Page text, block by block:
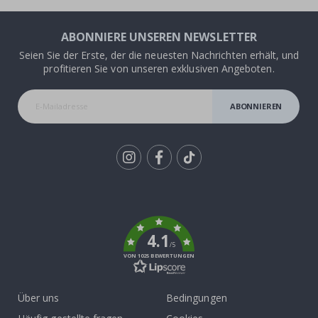
ABONNIERE UNSEREN NEWSLETTER
Seien Sie der Erste, der die neuesten Nachrichten erhält, und
profitieren Sie von unseren exklusiven Angeboten.
ABONNIEREN
4.1/5
VON 1025 BEWERTUNGEN
Über uns
Bedingungen